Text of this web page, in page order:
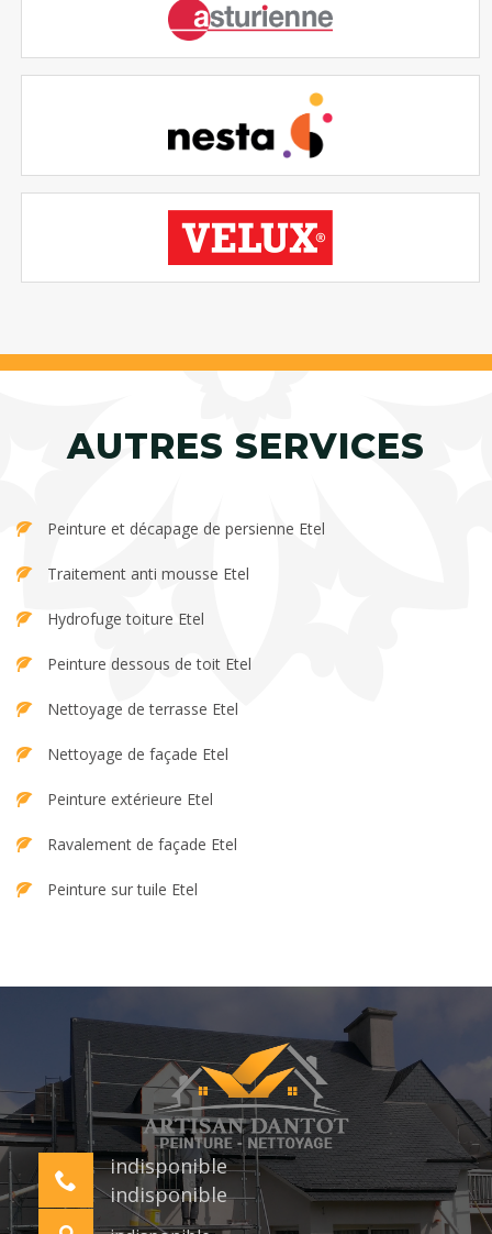
AUTRES SERVICES
Peinture et décapage de persienne Etel
Traitement anti mousse Etel
Hydrofuge toiture Etel
Peinture dessous de toit Etel
Nettoyage de terrasse Etel
Nettoyage de façade Etel
Peinture extérieure Etel
Ravalement de façade Etel
Peinture sur tuile Etel
indisponible
indisponible